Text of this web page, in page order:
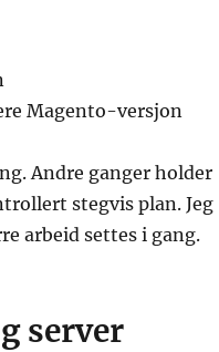
Magento-versjon
Andre ganger holder
stegvis plan. Jeg
arbeid settes i gang.
server